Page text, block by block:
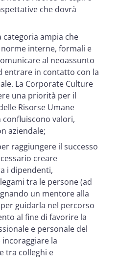
che dovrà
categoria ampia che
interne, formali e
al neoassunto
entrare in contatto con la
La Corporate Culture
una priorità per il
Risorse Umane
confluiscono valori,
aziendale;
raggiungere il successo
creare
i dipendenti,
tra le persone (ad
un mentore alla
guidarla nel percorso
al fine di favorire la
e personale del
la
tra colleghi e